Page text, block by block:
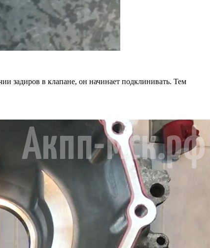
задиров в клапане, он начинает подклинивать. Тем